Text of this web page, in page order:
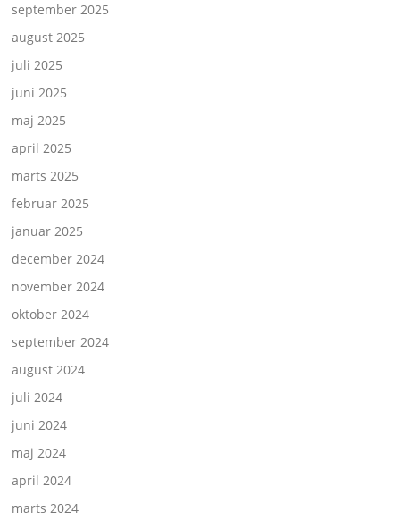
september 2025
august 2025
juli 2025
juni 2025
maj 2025
april 2025
marts 2025
februar 2025
januar 2025
december 2024
november 2024
oktober 2024
september 2024
august 2024
juli 2024
juni 2024
maj 2024
april 2024
marts 2024